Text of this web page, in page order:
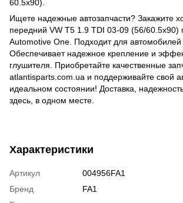
60.5x90).
Ищете надежные автозапчасти? Закажите
передний VW T5 1.9 TDI 03-09 (56/60.5x90)
Automotive One. Подходит для автомобилей
Обеспечивает надежное крепление и
глушителя. Приобретайте качественные
atlantisparts.com.ua и поддерживайте свой
идеальном состоянии! Доставка,
здесь, в одном месте.
Характеристики
Артикул
004956FA1
Бренд
FA1